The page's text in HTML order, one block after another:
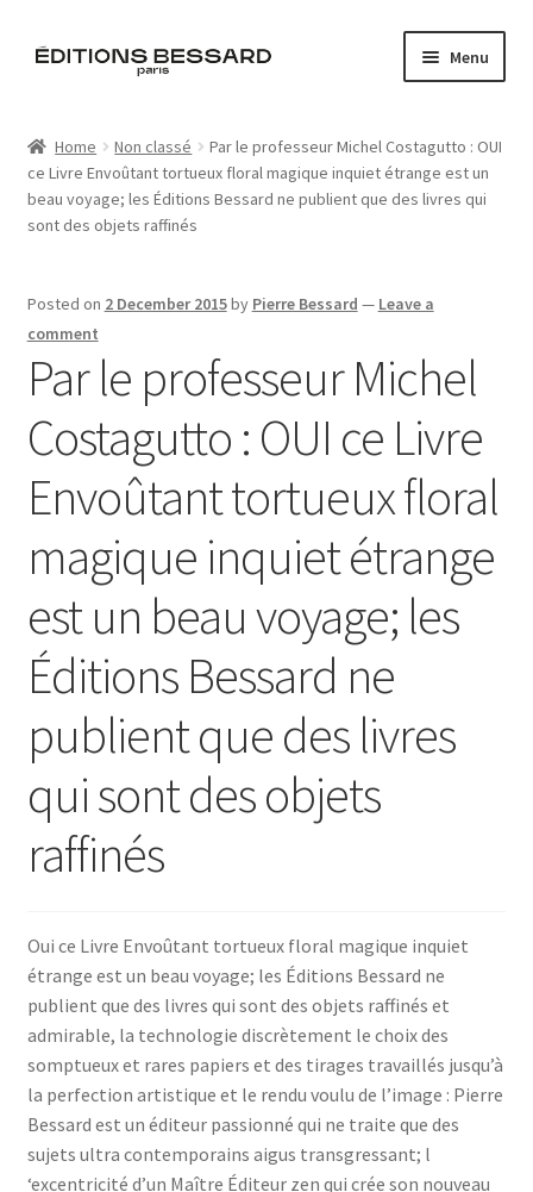
Skip
Skip
Menu
Books
Zine
L’Imperiale
Artistes
Blog
Home Non classé
Par le professeur Michel Costagutto : OUI
ce Livre Envoûtant tortueux floral magique inquiet étrange est un
beau voyage; les Éditions Bessard ne publient que des livres qui
sont des objets raffinés
Posted on 2 December 2015by Pierre Bessard — Leave a
comment
Par le professeur Michel
Costagutto : OUI ce Livre
Envoûtant tortueux floral
magique inquiet étrange
est un beau voyage; les
Éditions Bessard ne
publient que des livres
qui sont des objets
raffinés
Oui ce Livre Envoûtant tortueux floral magique inquiet
étrange est un beau voyage; les Éditions Bessard ne
publient que des livres qui sont des objets raffinés et
admirable, la technologie discrètement le choix des
somptueux et rares papiers et des tirages travaillés jusqu’à
la perfection artistique et le rendu voulu de l’image : Pierre
Bessard est un éditeur passionné qui ne traite que des
sujets ultra contemporains aigus transgressant; l
‘excentricité d’un Maître Éditeur zen qui crée son nouveau